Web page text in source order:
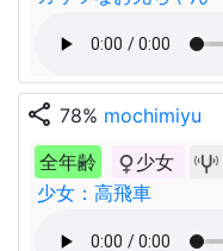
share 78% mochimiyu
全年齢
少女
少女：高飛車